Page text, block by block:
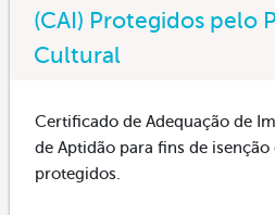
(CAI) Protegidos pelo
Cultural
Certificado de Adequação de
de Aptidão para fins de isenção
protegidos.